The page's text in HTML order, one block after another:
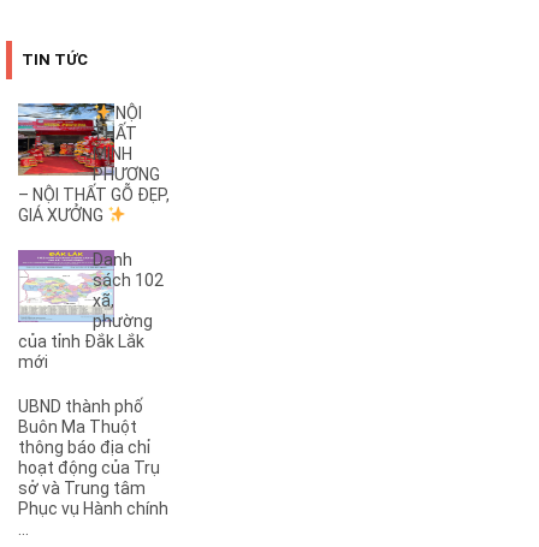
25B(4)
26B(1)
27B(2)
2KC(1)
30/4(29)
32(1)
32A(1)
3A(1)
3B(3)
3KC (1)
4A(1)
5A(1)
5KC(3)
6A(1)
6B (1)
TIN TỨC
NỘI
THẤT
MINH
PHƯƠNG
– NỘI THẤT GỖ ĐẸP,
GIÁ XƯỞNG
Danh
sách 102
xã,
phường
của tỉnh Đắk Lắk
mới
UBND thành phố
Buôn Ma Thuột
thông báo địa chỉ
hoạt động của Trụ
sở và Trung tâm
Phục vụ Hành chính